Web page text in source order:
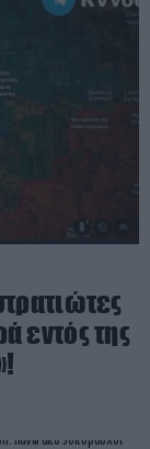
εντός της